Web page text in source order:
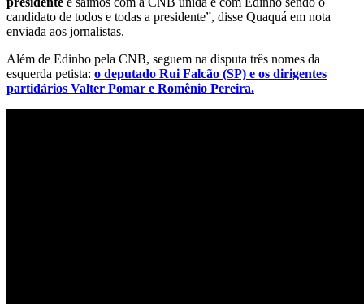
candidato de todos e todas a presidente”, disse Quaquá em nota
enviada aos jornalistas.
Além de Edinho pela CNB, seguem na disputa três nomes da
esquerda petista: o deputado Rui Falcão (SP) e os dirigentes
partidários Valter Pomar e Romênio Pereira.